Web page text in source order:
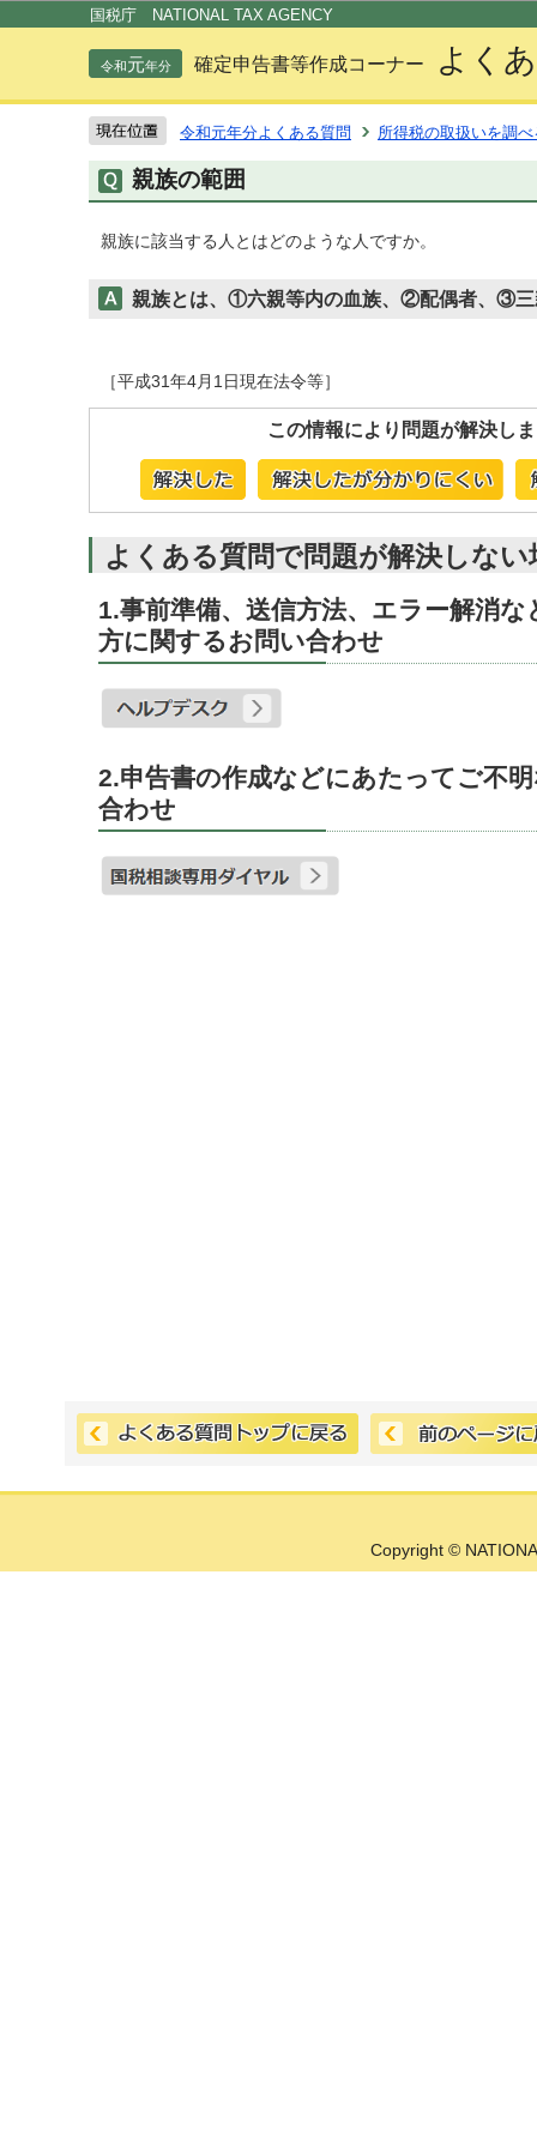
国税庁 NATIONAL TAX AGENCY
令和元年分 確定申告書等作成コーナー よく
令和元年分よくある質問 所得税の取扱いを調べ
親族の範囲
親族に該当する人とはどのような人ですか。
親族とは、①六親等内の血族、②配偶者、③三
［平成31年4月1日現在法令等］
この情報により問題が解決し
よくある質問で問題が解決しな
1.事前準備、送信方法、エラー解消
方に関するお問い合わせ
2.申告書の作成などにあたってご不
合わせ
Copyright ©